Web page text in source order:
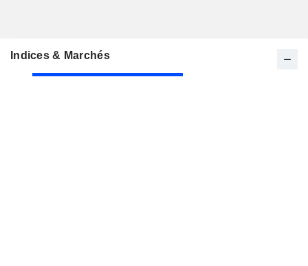
Indices & Marchés